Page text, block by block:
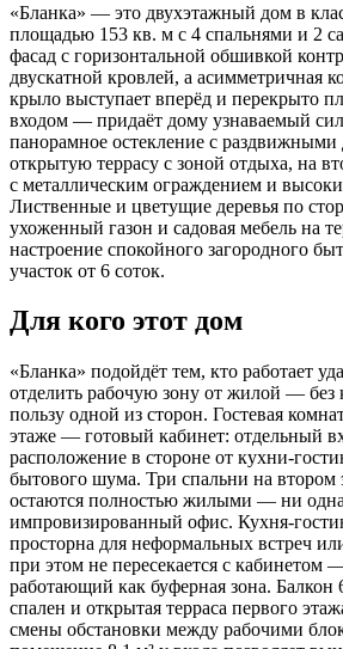
«Бланка» — это двухэтажный дом в
площадью 153 кв. м с 4 спальнями и 2
фасад с горизонтальной обшивкой
двускатной кровлей, а асимметричная
крыло выступает вперёд и перекрыто
входом — придаёт дому узнаваемый
панорамное остекление с
открытую террасу с зоной отдыха, на
с металлическим ограждением и
Лиственные и цветущие деревья по
ухоженный газон и садовая мебель на
настроение спокойного загородного
участок от 6 соток.
Для кого этот дом
«Бланка» подойдёт тем, кто работает
отделить рабочую зону от жилой — без
пользу одной из сторон. Гостевая
этаже — готовый кабинет: отдельный
расположение в стороне от кухни-
бытового шума. Три спальни на втором
остаются полностью жилыми — ни одна
импровизированный офис. Кухня-
просторна для неформальных встреч
при этом не пересекается с
работающий как буферная зона. Балкон
спален и открытая терраса первого
смены обстановки между рабочими